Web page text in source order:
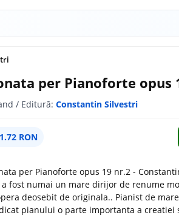
per Pianoforte opus
/ Editură: Constantin Silvestri
RON
per Pianoforte opus 19 nr.2 -
fost numai un mare dirijor de renume
deosebit de originala.. Pianist de
pianului o parte importanta a creatiei